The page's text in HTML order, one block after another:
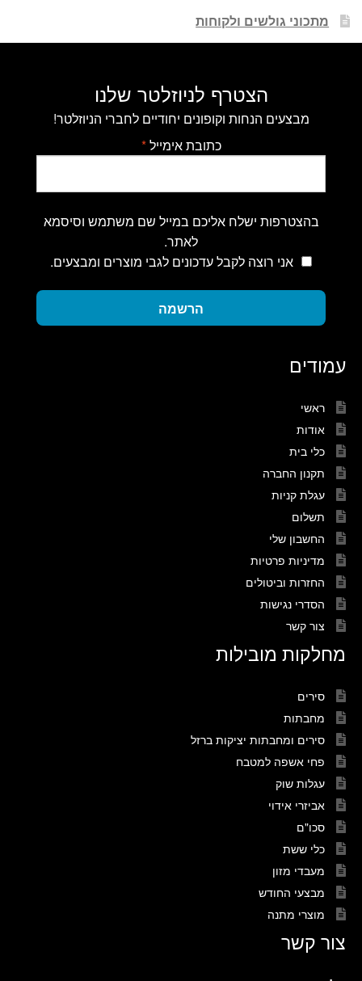
מתכוני גולשים ולקוחות
הצטרף לניוזלטר שלנו
מבצעים הנחות וקופונים יחודיים לחברי הניוזלטר!
כתובת אימייל*
בהצטרפות ישלח אליכם במייל שם משתמש וסיסמא
לאתר.
אני רוצה לקבל עדכונים לגבי מוצרים ומבצעים.
הרשמה
עמודים
ראשי
אודות
כלי בית
תקנון החברה
עגלת קניות
תשלום
החשבון שלי
מדיניות פרטיות
החזרות וביטולים
הסדרי נגישות
צור קשר
מחלקות מובילות
סירים
מחבתות
סירים ומחבתות יציקות ברזל
פחי אשפה למטבח
עגלות שוק
אביזרי אידוי
סכו"ם
כלי ששת
מעבדי מזון
מבצעי החודש
מוצרי מתנה
צור קשר